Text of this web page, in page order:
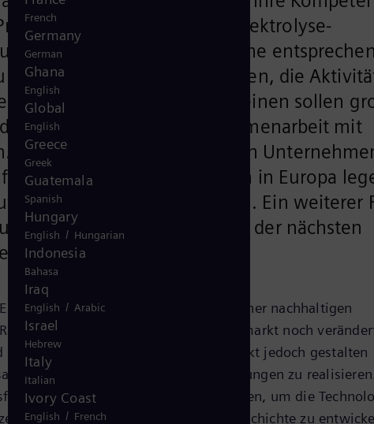
Exchange Membran) Elektrolyse-
haben die beiden Partner eine
Es ist vorgesehen, die
zu konzentrieren: Zum einen sollen
Maßstab in Zusammenarbeit mit
Außerdem wollen die beiden
von Elektrolyseuren in Europa
Deutschland und Frankreich. Ein weiterer
gemeinsamen Entwicklung der nächsten
AG, erklärte: „Für den Aufbau einer nachhaltigen
auf dem Energiemarkt noch
Kooperationen werden wir diesen Markt jedoch gestalten
mit Air Liquide innovative Lösungen zu
meistern, die vor uns liegen, um die
Wasserstoff zu einer Erfolgsgeschichte zu
French
Germany
German
Ghana
English
Global
English
Greece
Greek
Guatemala
Spanish
Hungary
English / Hungarian
Indonesia
Bahasa
Iraq
English / Arabic
Israel
Hebrew
Italy
Italian
Ivory Coast
English / French